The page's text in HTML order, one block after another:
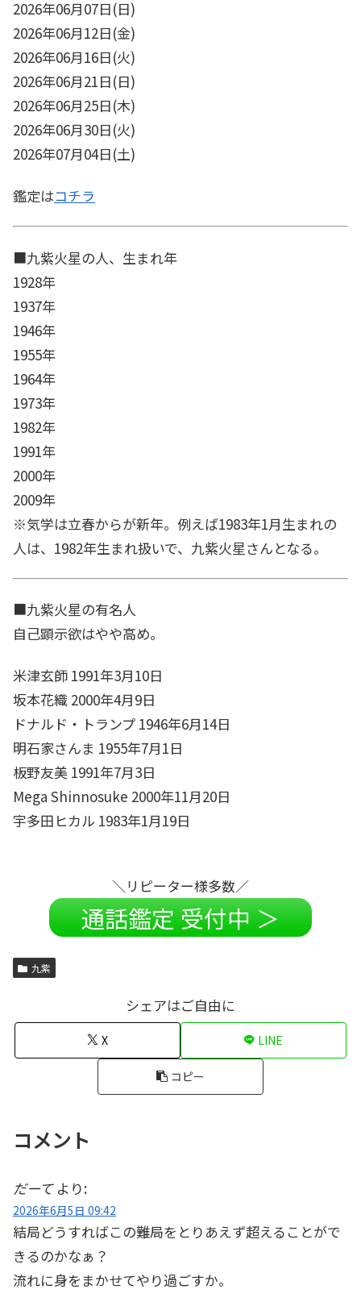
2026年06月07日(日)
2026年06月12日(金)
2026年06月16日(火)
2026年06月21日(日)
2026年06月25日(木)
2026年06月30日(火)
2026年07月04日(土)
鑑定はコチラ
■九紫火星の人、生まれ年
1928年
1937年
1946年
1955年
1964年
1973年
1982年
1991年
2000年
2009年
※気学は立春からが新年。例えば1983年1月生まれの
人は、1982年生まれ扱いで、九紫火星さんとなる。
■九紫火星の有名人
自己顕示欲はやや高め。
米津玄師 1991年3月10日
坂本花織 2000年4月9日
ドナルド・トランプ 1946年6月14日
明石家さんま 1955年7月1日
板野友美 1991年7月3日
Mega Shinnosuke 2000年11月20日
宇多田ヒカル 1983年1月19日
＼リピーター様多数／
通話鑑定 受付中 ＞
九紫
シェアはご自由に
X LINE
コピー
コメント
だーて より:
2026年6月5日 09:42
結局どうすればこの難局をとりあえず超えることがで
きるのかなぁ？
流れに身をまかせてやり過ごすか。